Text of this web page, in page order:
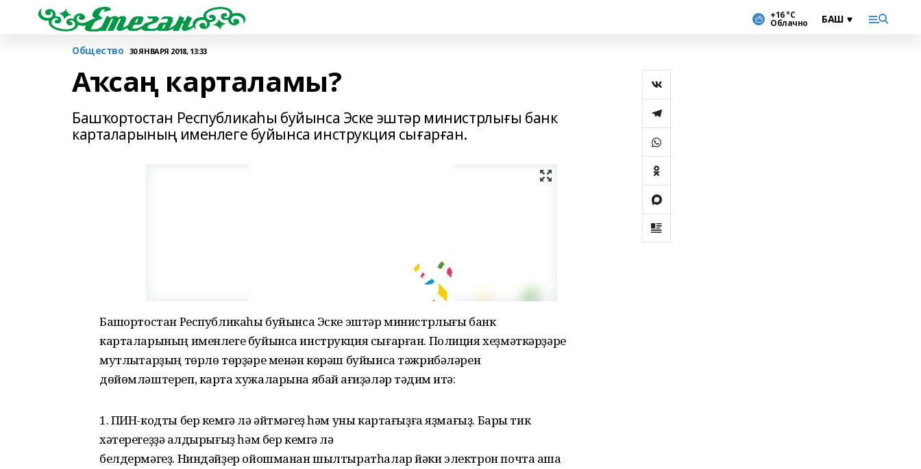
+16 °С
Облачно
Общество 30 ЯНВАРЯ 2018, 13:33
Аҡсаң карталамы?
Башҡортостан Республикаһы буйынса Эске эштәр министрлығы банк
карталарының именлеге буйынса инструкция сығарған.
Башҡортостан Республикаһы буйынса Эске эштәр министрлығы банк
карталарының именлеге буйынса инструкция сығарған. Полиция хеҙмәткәрҙәре
мутлыҡтарҙың төрлө төрҙәре менән көрәш буйынса тәжрибәләрен
дөйөмләштереп, карта хужаларына ябай ҡағиҙәләр тәҡдим итә:
1. ПИН-кодты бер кемгә лә әйтмәгеҙ һәм уны картағыҙға яҙмағыҙ. Бары тик
хәтерегеҙҙә ҡалдырығыҙ һәм бер кемгә лә
белдермәгеҙ. Ниндәйҙер ойошманан шылтыратһалар йәки электрон почта аша